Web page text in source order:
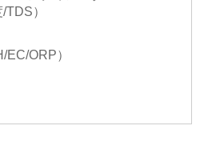
TDS）
EC/ORP）